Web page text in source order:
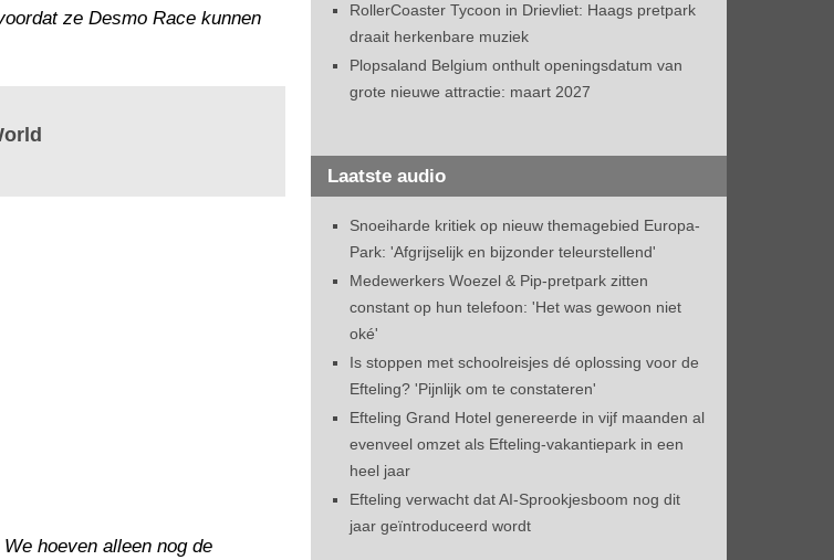
ze Desmo Race kunnen
hoeven alleen nog de
RollerCoaster Tycoon in Drievliet: Haags pretpark
draait herkenbare muziek
Plopsaland Belgium onthult openingsdatum van
grote nieuwe attractie: maart 2027
Laatste audio
Snoeiharde kritiek op nieuw themagebied Europa-
Park: 'Afgrijselijk en bijzonder teleurstellend'
Medewerkers Woezel & Pip-pretpark zitten
constant op hun telefoon: 'Het was gewoon niet
oké'
Is stoppen met schoolreisjes dé oplossing voor de
Efteling? 'Pijnlijk om te constateren'
Efteling Grand Hotel genereerde in vijf maanden al
evenveel omzet als Efteling-vakantiepark in een
heel jaar
Efteling verwacht dat AI-Sprookjesboom nog dit
jaar geïntroduceerd wordt